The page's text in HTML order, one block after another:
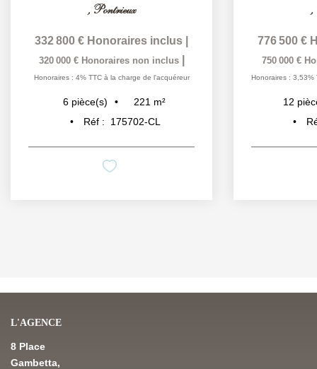
, Pontrieux
332 800 € Honoraires inclus
320 000 € Honoraires non inclus
Honoraires : 4% TTC à la charge de l'acquéreur
6 pièce(s) 221 m²
Réf :
175702-CL
,
776 500 €
750 000 €
Honoraires : 3,53%
12
L'AGENCE
8 Place
Gambetta,